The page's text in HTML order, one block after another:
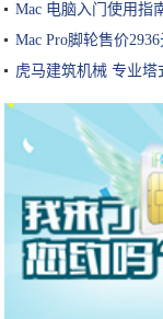
Mac 电脑入门使用指
Mac Pro脚轮售价
虎马建筑机械 专业塔